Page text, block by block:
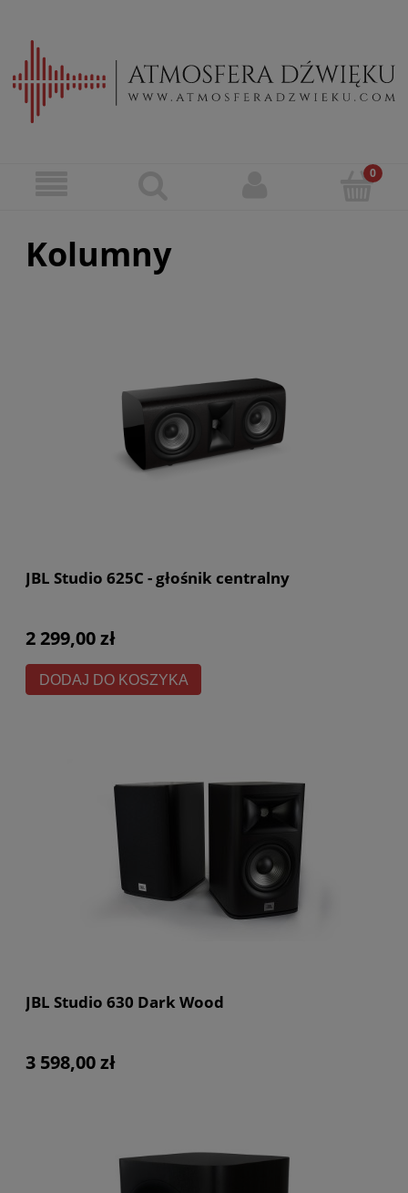
Kolumny
JBL Studio 625C - głośnik centralny
2 299,00 zł
DODAJ DO KOSZYKA
JBL Studio 630 Dark Wood
3 598,00 zł